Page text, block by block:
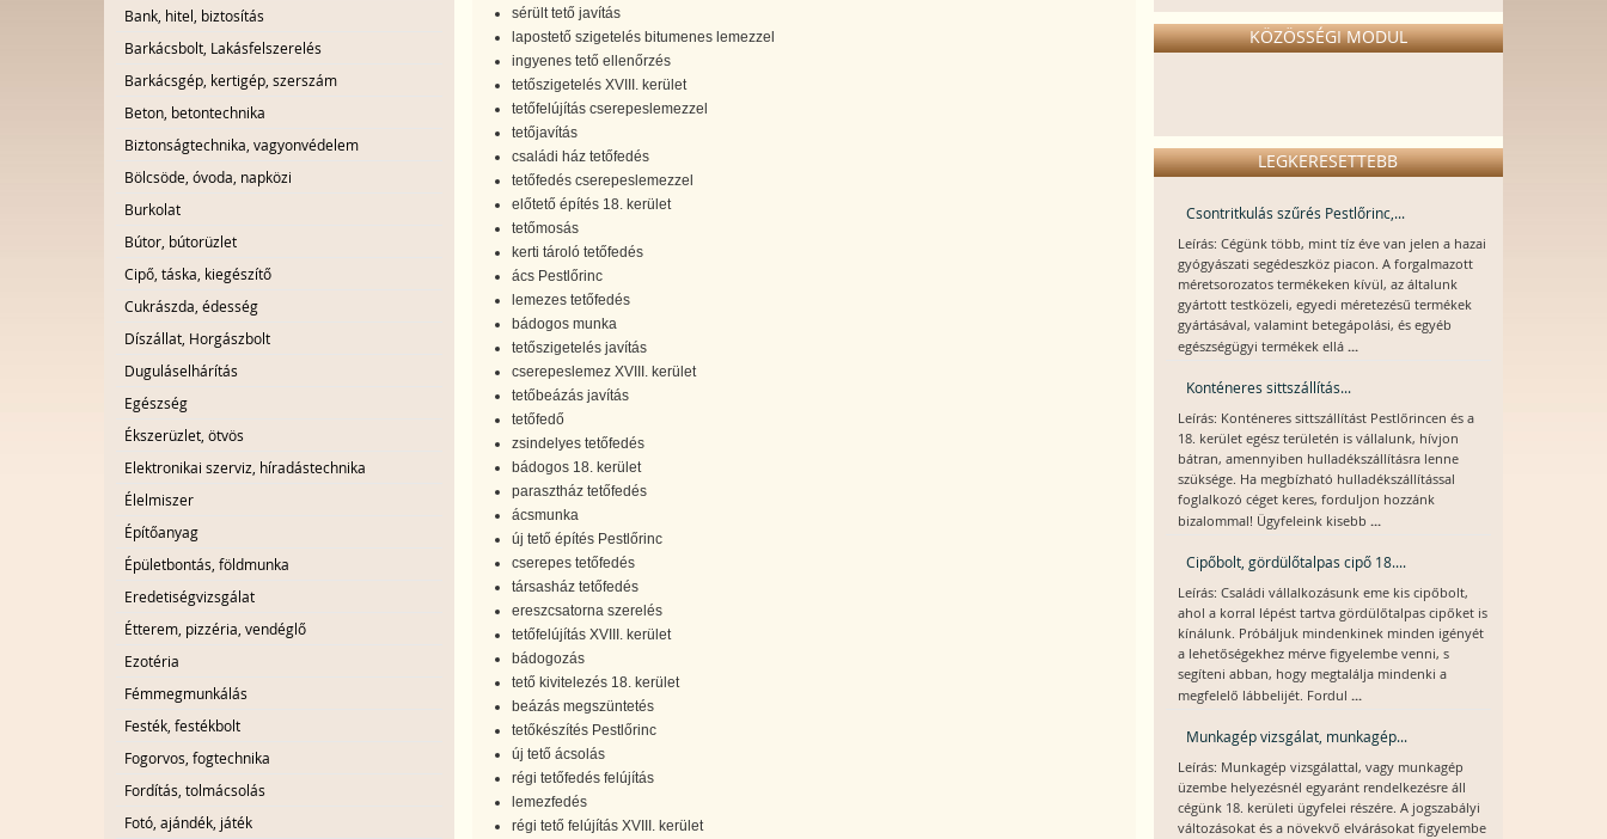
Bank, hitel, biztosítás
Barkácsbolt, Lakásfelszerelés
Barkácsgép, kertigép, szerszám
Beton, betontechnika
Biztonságtechnika, vagyonvédelem
Bölcsöde, óvoda, napközi
Burkolat
Bútor, bútorüzlet
Cipő, táska, kiegészítő
Cukrászda, édesség
Díszállat, Horgászbolt
Duguláselhárítás
Egészség
Ékszerüzlet, ötvös
Elektronikai szerviz, híradástechnika
Élelmiszer
Építőanyag
Épületbontás, földmunka
Eredetiségvizsgálat
Étterem, pizzéria, vendéglő
Ezotéria
Fémmegmunkálás
Festék, festékbolt
Fogorvos, fogtechnika
Fordítás, tolmácsolás
Fotó, ajándék, játék
sérült tető javítás
lapostető szigetelés bitumenes lemezzel
ingyenes tető ellenőrzés
tetőszigetelés XVIII. kerület
tetőfelújítás cserepeslemezzel
tetőjavítás
családi ház tetőfedés
tetőfedés cserepeslemezzel
előtető építés 18. kerület
tetőmosás
kerti tároló tetőfedés
ács Pestlőrinc
lemezes tetőfedés
bádogos munka
tetőszigetelés javítás
cserepeslemez XVIII. kerület
tetőbeázás javítás
tetőfedő
zsindelyes tetőfedés
bádogos 18. kerület
parasztház tetőfedés
ácsmunka
új tető építés Pestlőrinc
cserepes tetőfedés
társasház tetőfedés
ereszcsatorna szerelés
tetőfelújítás XVIII. kerület
bádogozás
tető kivitelezés 18. kerület
beázás megszüntetés
tetőkészítés Pestlőrinc
új tető ácsolás
régi tetőfedés felújítás
lemezfedés
régi tető felújítás XVIII. kerület
KÖZÖSSÉGI MODUL
LEGKERESETTEBB
Csontritkulás szűrés Pestlőrinc,...
Leírás: Cégünk több, mint tíz éve van jelen a hazai
gyógyászati segédeszköz piacon. A forgalmazott
méretsorozatos termékeken kívül, az általunk
gyártott testközeli, egyedi méretezésű termékek
gyártásával, valamint betegápolási, és egyéb
egészségügyi termékek ellá ...
Konténeres sittszállítás...
Leírás: Konténeres sittszállítást Pestlőrincen és a
18. kerület egész területén is vállalunk, hívjon
bátran, amennyiben hulladékszállításra lenne
szüksége. Ha megbízható hulladékszállítással
foglalkozó céget keres, forduljon hozzánk
bizalommal! Ügyfeleink kisebb ...
Cipőbolt, gördülőtalpas cipő 18....
Leírás: Családi vállalkozásunk eme kis cipőbolt,
ahol a korral lépést tartva gördülőtalpas cipőket is
kínálunk. Próbáljuk mindenkinek minden igényét
a lehetőségekhez mérve figyelembe venni, s
segíteni abban, hogy megtalálja mindenki a
megfelelő lábbelijét. Fordul ...
Munkagép vizsgálat, munkagép...
Leírás: Munkagép vizsgálattal, vagy munkagép
üzembe helyezésnél egyaránt rendelkezésre áll
cégünk 18. kerületi ügyfelei részére. A jogszabályi
változásokat és a növekvő elvárásokat figyelembe